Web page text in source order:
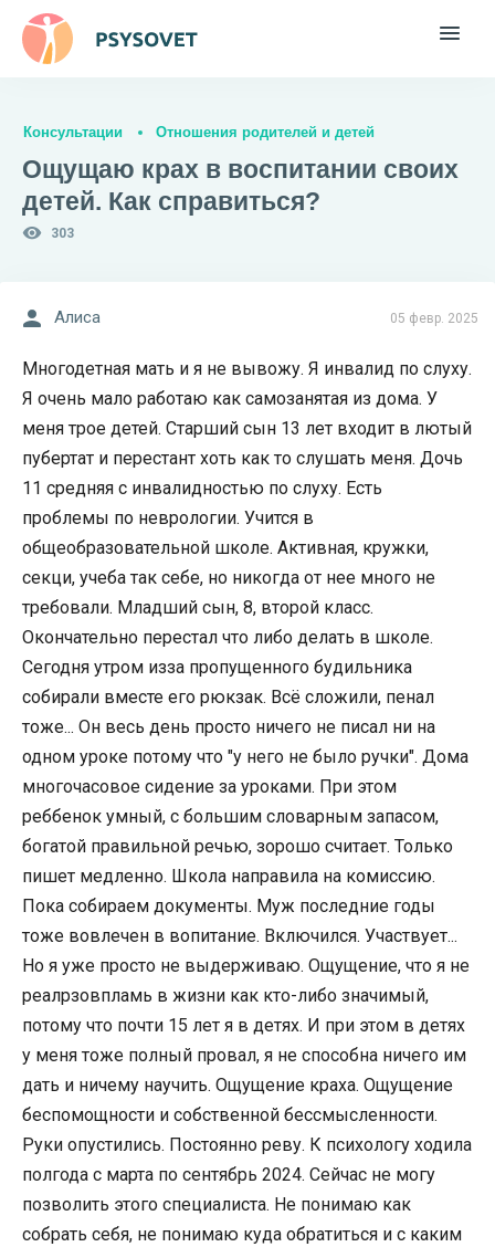
Консультации Отношения родителей и детей
Ощущаю крах в воспитании своих
детей. Как справиться?
303
05 февр. 2025
Алиса
Многодетная мать и я не вывожу. Я инвалид по слуху.
Я очень мало работаю как самозанятая из дома. У
меня трое детей. Старший сын 13 лет входит в лютый
пубертат и перестант хоть как то слушать меня. Дочь
11 средняя с инвалидностью по слуху. Есть
проблемы по неврологии. Учится в
общеобразовательной школе. Активная, кружки,
секци, учеба так себе, но никогда от нее много не
требовали. Младший сын, 8, второй класс.
Окончательно перестал что либо делать в школе.
Сегодня утром изза пропущенного будильника
собирали вместе его рюкзак. Всё сложили, пенал
тоже... Он весь день просто ничего не писал ни на
одном уроке потому что "у него не было ручки". Дома
многочасовое сидение за уроками. При этом
реббенок умный, с большим словарным запасом,
богатой правильной речью, зорошо считает. Только
пишет медленно. Школа направила на комиссию.
Пока собираем документы. Муж последние годы
тоже вовлечен в вопитание. Включился. Участвует...
Но я уже просто не выдерживаю. Ощущение, что я не
реалрзовпламь в жизни как кто-либо значимый,
потому что почти 15 лет я в детях. И при этом в детях
у меня тоже полный провал, я не способна ничего им
дать и ничему научить. Ощущение краха. Ощущение
беспомощности и собственной бессмысленности.
Руки опустились. Постоянно реву. К психологу ходила
полгода с марта по сентябрь 2024. Сейчас не могу
позволить этого специалиста. Не понимаю как
собрать себя, не понимаю куда обратиться и с каким